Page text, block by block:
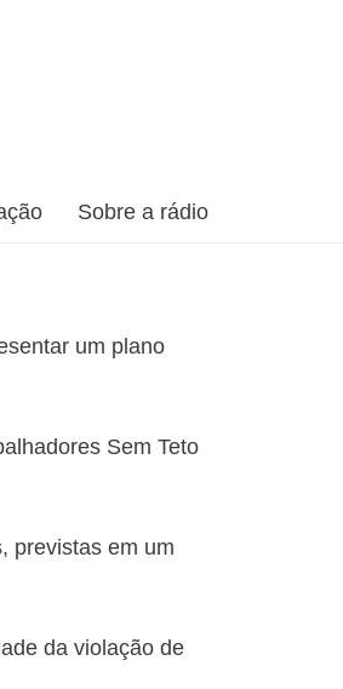
Sobre a rádio
um plano
Sem Teto
previstas em um
da violação de